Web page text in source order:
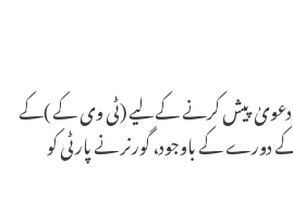
دعویٰ پیش کرنے کے لیے (ٹی وی کے )کے
کے باوجود، گورنر نے پارٹی کو